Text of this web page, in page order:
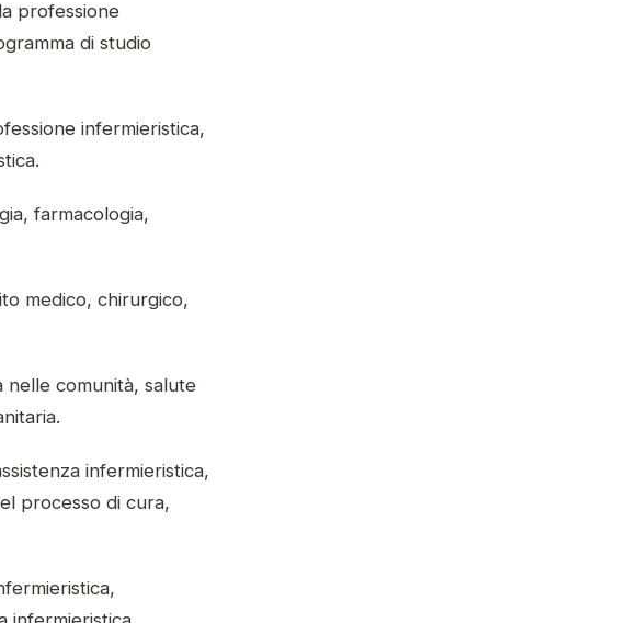
professione
di studio
infermieristica,
farmacologia,
medico, chirurgico,
nelle comunità, salute
infermieristica,
processo di cura,